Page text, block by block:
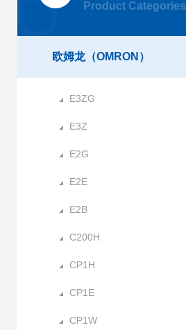
Product Categories
欧姆龙（OMRON）
E3ZG
E3Z
E2G
E2E
E2B
C200H
CP1H
CP1E
CP1W